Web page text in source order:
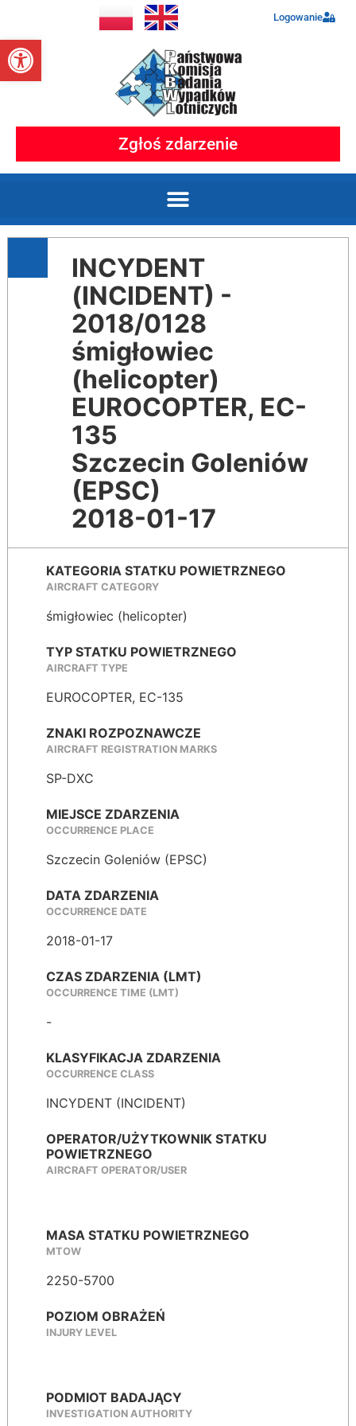
Otwórz pasek narzędzi
Logowanie
Zgłoś zdarzenie
INCYDENT
(INCIDENT) -
2018/0128
śmigłowiec
(helicopter)
EUROCOPTER, EC-
135
Szczecin Goleniów
(EPSC)
2018-01-17
KATEGORIA STATKU POWIETRZNEGO
AIRCRAFT CATEGORY
śmigłowiec (helicopter)
TYP STATKU POWIETRZNEGO
AIRCRAFT TYPE
EUROCOPTER, EC-135
ZNAKI ROZPOZNAWCZE
AIRCRAFT REGISTRATION MARKS
SP-DXC
MIEJSCE ZDARZENIA
OCCURRENCE PLACE
Szczecin Goleniów (EPSC)
DATA ZDARZENIA
OCCURRENCE DATE
2018-01-17
CZAS ZDARZENIA (LMT)
OCCURRENCE TIME (LMT)
-
KLASYFIKACJA ZDARZENIA
OCCURRENCE CLASS
INCYDENT (INCIDENT)
OPERATOR/UŻYTKOWNIK STATKU
POWIETRZNEGO
AIRCRAFT OPERATOR/USER
MASA STATKU POWIETRZNEGO
MTOW
2250-5700
POZIOM OBRAŻEŃ
INJURY LEVEL
PODMIOT BADAJĄCY
INVESTIGATION AUTHORITY